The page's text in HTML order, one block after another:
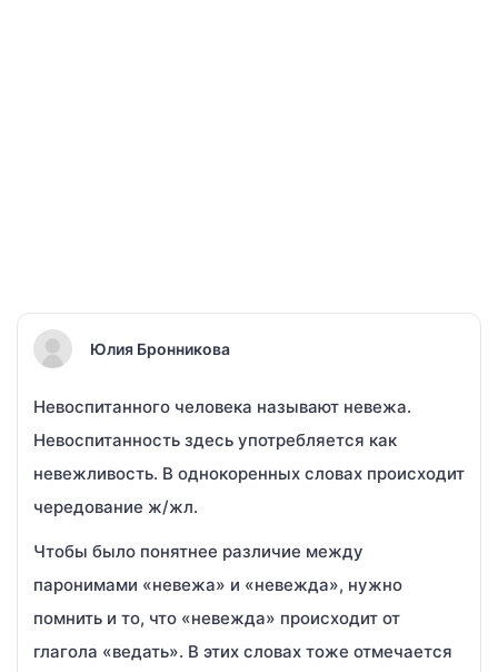
Юлия Бронникова
Невоспитанного человека называют невежа.
Невоспитанность здесь употребляется как
невежливость. В однокоренных словах происходит
чередование ж/жл.
Чтобы было понятнее различие между
паронимами «невежа» и «невежда», нужно
помнить и то, что «невежда» происходит от
глагола «ведать». В этих словах тоже отмечается